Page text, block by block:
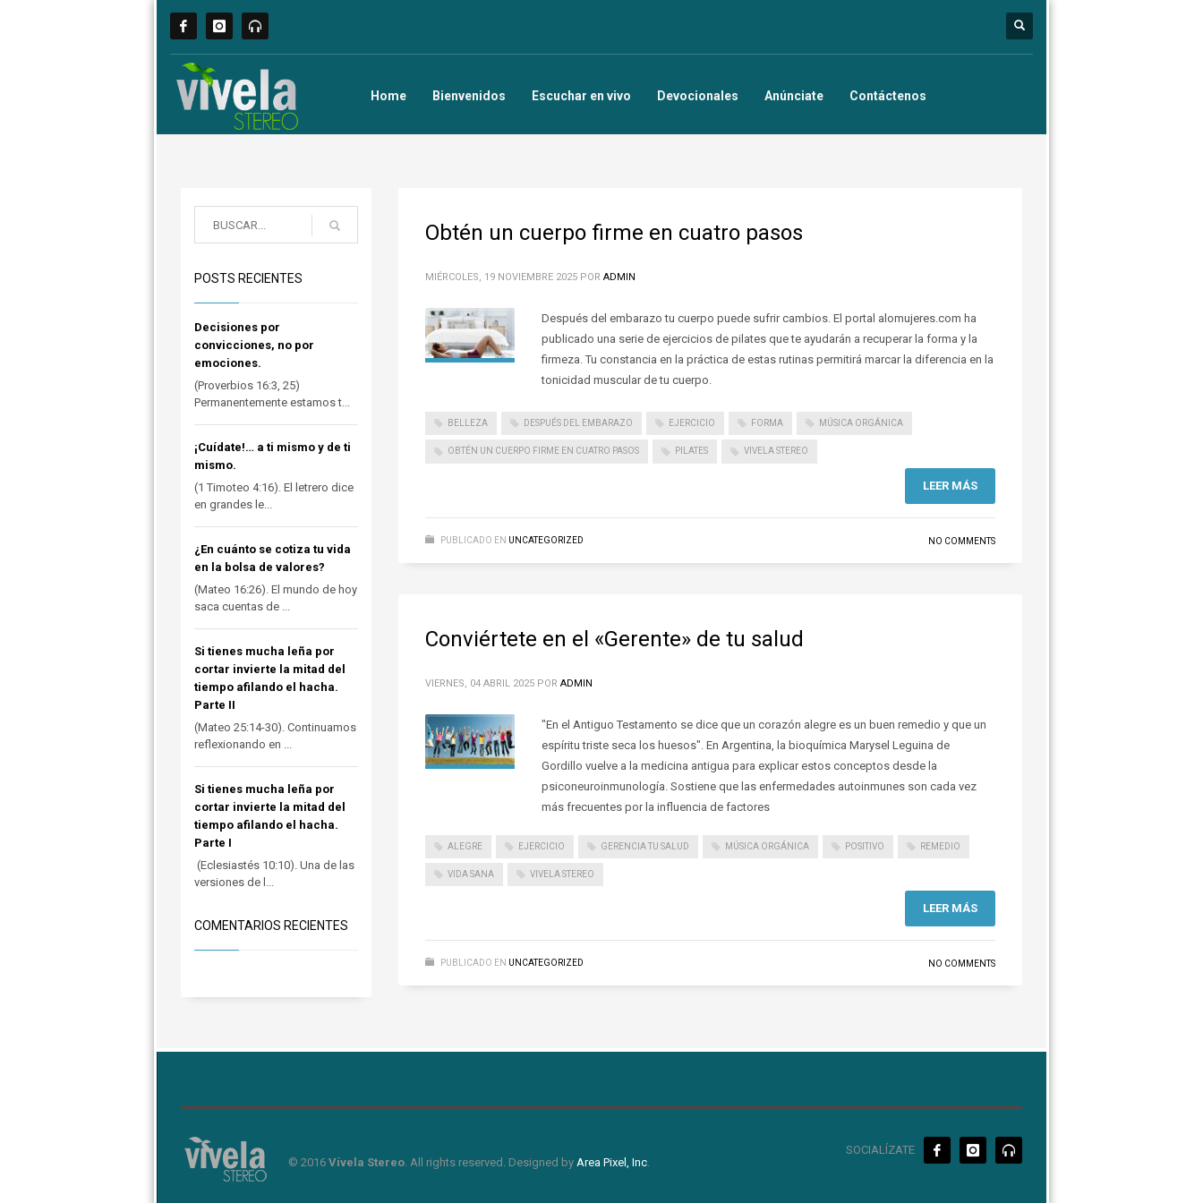
Home Bienvenidos Escuchar en vivo Devocionales Anúnciate Contáctenos
Obtén un cuerpo firme en cuatro pasos
MIÉRCOLES, 19 NOVIEMBRE 2025 POR ADMIN
Después del embarazo tu cuerpo puede sufrir cambios. El portal alomujeres.com ha
publicado una serie de ejercicios de pilates que te ayudarán a recuperar la forma y la
firmeza. Tu constancia en la práctica de estas rutinas permitirá marcar la diferencia en la
tonicidad muscular de tu cuerpo.
BELLEZA DESPUÉS DEL EMBARAZO EJERCICIO FORMA MÚSICA ORGÁNICA
OBTÉN UN CUERPO FIRME EN CUATRO PASOS PILATES VIVELA STEREO
LEER MÁS
PUBLICADO EN UNCATEGORIZED NO COMMENTS
Conviértete en el «Gerente» de tu salud
VIERNES, 04 ABRIL 2025 POR ADMIN
"En el Antiguo Testamento se dice que un corazón alegre es un buen remedio y que un
espíritu triste seca los huesos". En Argentina, la bioquímica Marysel Leguina de
Gordillo vuelve a la medicina antigua para explicar estos conceptos desde la
psiconeuroinmunología. Sostiene que las enfermedades autoinmunes son cada vez
más frecuentes por la influencia de factores
ALEGRE EJERCICIO GERENCIA TU SALUD MÚSICA ORGÁNICA POSITIVO REMEDIO
VIDA SANA VIVELA STEREO
LEER MÁS
PUBLICADO EN UNCATEGORIZED NO COMMENTS
POSTS RECIENTES
Decisiones por
convicciones, no por
emociones.
(Proverbios 16:3, 25)
Permanentemente estamos t...
¡Cuídate!… a ti mismo y de ti
mismo.
(1 Timoteo 4:16). El letrero dice
en grandes le...
¿En cuánto se cotiza tu vida
en la bolsa de valores?
(Mateo 16:26). El mundo de hoy
saca cuentas de ...
Si tienes mucha leña por
cortar invierte la mitad del
tiempo afilando el hacha.
Parte II
(Mateo 25:14-30). Continuamos
reflexionando en ...
Si tienes mucha leña por
cortar invierte la mitad del
tiempo afilando el hacha.
Parte I
(Eclesiastés 10:10). Una de las
versiones de l...
COMENTARIOS RECIENTES
SOCIALÍZATE
© 2016 Vívela Stereo. All rights reserved. Designed by Area Pixel, Inc.